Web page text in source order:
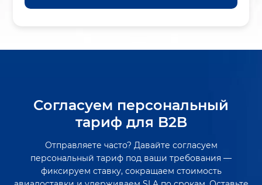
Согласуем персональный
тариф для B2B
Отправляете часто? Давайте согласуем
персональный тариф под ваши требования —
фиксируем ставку, сокращаем стоимость